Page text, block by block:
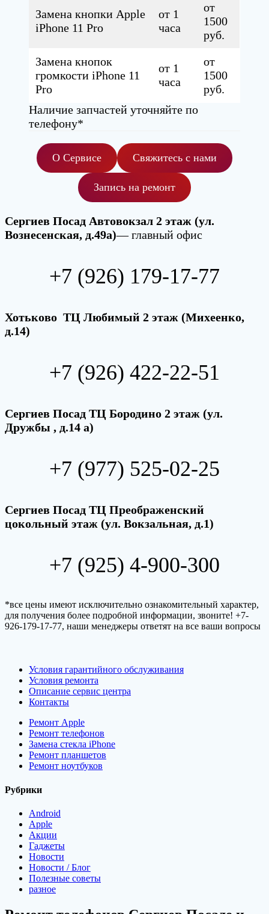
Замена кнопки Apple
iPhone 11 Pro
от 1
часа
от
1500
руб.
Замена кнопок
громкости iPhone 11
Pro
от 1
часа
от
1500
руб.
Наличие запчастей уточняйте по
телефону*
О Сервисе Свяжитесь с нами
Запись на ремонт
Сергиев Посад Автовокзал 2 этаж (ул.
Вознесенская, д.49а)— главный офис
+7 (926) 179-17-77
Хотьково ТЦ Любимый 2 этаж (Михеенко,
д.14)
+7 (926) 422-22-51
Сергиев Посад ТЦ Бородино 2 этаж (ул.
Дружбы , д.14 а)
+7 (977) 525-02-25
Сергиев Посад ТЦ Преображенский
цокольный этаж (ул. Вокзальная, д.1)
+7 (925) 4-900-300
*все цены имеют исключительно ознакомительный характер,
для получения более подробной информации, звоните! +7-
926-179-17-77, наши менеджеры ответят на все ваши вопросы
Условия гарантийного обслуживания
Условия ремонта
Описание сервис центра
Контакты
Ремонт Apple
Ремонт телефонов
Замена стекла iPhone
Ремонт планшетов
Ремонт ноутбуков
Рубрики
Android
Apple
Акции
Гаджеты
Новости
Новости / Блог
Полезные советы
разное